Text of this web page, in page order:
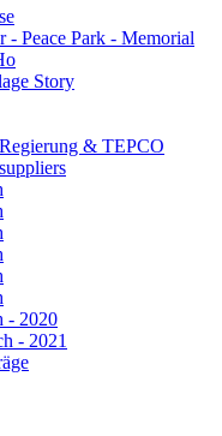
- Peace Park - Memorial
Story
& TEPCO
- 2020
- 2021